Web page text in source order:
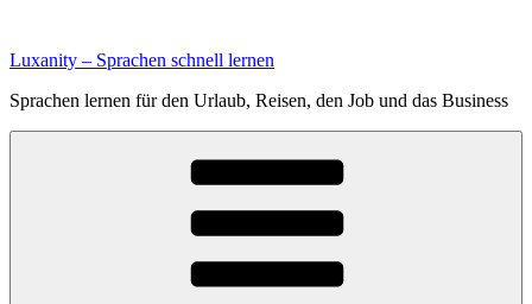
springen
Luxanity – Sprachen schnell lernen
Sprachen lernen für den Urlaub, Reisen, den Job und das Business